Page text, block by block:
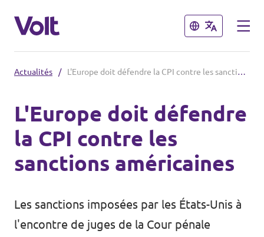
Fermer
Nos élections
Carte des régions
Volt Lille
Fermer
Politiques
À propos de Volt
Personnes
Actualités / L'Europe doit défendre la CPI contre les sanctions américaines
L'Europe doit défendre
la CPI contre les
sanctions américaines
Les sanctions imposées par les États-Unis à
l'encontre de juges de la Cour pénale